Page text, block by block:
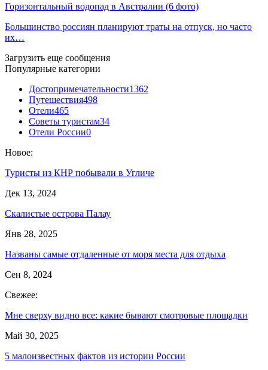
Горизонтальный водопад в Австралии (6 фото)
Большинство россиян планируют траты на отпуск, но часто
их…
Загрузить еще сообщения
Популярные категории
Достопримечательности1362
Путешествия498
Отели465
Советы туристам34
Отели России0
Новое:
Туристы из КНР побывали в Угличе
Дек 13, 2024
Скалистые острова Палау
Янв 28, 2025
Названы самые отдаленные от моря места для отдыха
Сен 8, 2024
Свежее:
Мне сверху видно все: какие бывают смотровые площадки
Май 30, 2025
5 малоизвестных фактов из истории России